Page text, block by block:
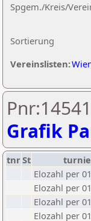
Sortierung
Spgem./Kreis/
Vereinslisten:
Grafik
tnrSt
Elozahl per
Elozahl per
Elozahl per
Elozahl per